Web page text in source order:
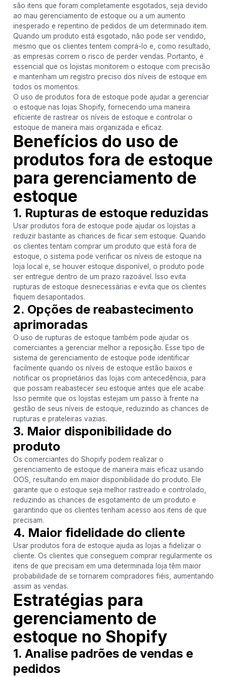
são itens que foram completamente esgotados, seja devido
ao mau gerenciamento de estoque ou a um aumento
inesperado e repentino de pedidos de um determinado item.
Quando um produto está esgotado, não pode ser vendido,
mesmo que os clientes tentem comprá-lo e, como resultado,
as empresas correm o risco de perder vendas. Portanto, é
essencial que os lojistas monitorem o estoque com precisão
e mantenham um registro preciso dos níveis de estoque em
todos os momentos.
O uso de produtos fora de estoque pode ajudar a gerenciar
o estoque nas lojas Shopify, fornecendo uma maneira
eficiente de rastrear os níveis de estoque e controlar o
estoque de maneira mais organizada e eficaz.
Benefícios do uso de
produtos fora de estoque
para gerenciamento de
estoque
1. Rupturas de estoque reduzidas
Usar produtos fora de estoque pode ajudar os lojistas a
reduzir bastante as chances de ficar sem estoque. Quando
os clientes tentam comprar um produto que está fora de
estoque, o sistema pode verificar os níveis de estoque na
loja local e, se houver estoque disponível, o produto pode
ser entregue dentro de um prazo razoável. Isso evita
rupturas de estoque desnecessárias e evita que os clientes
fiquem desapontados.
2. Opções de reabastecimento
aprimoradas
O uso de rupturas de estoque também pode ajudar os
comerciantes a gerenciar melhor a reposição. Esse tipo de
sistema de gerenciamento de estoque pode identificar
facilmente quando os níveis de estoque estão baixos e
notificar os proprietários das lojas com antecedência, para
que possam reabastecer seu estoque antes que ele acabe.
Isso permite que os lojistas estejam um passo à frente na
gestão de seus níveis de estoque, reduzindo as chances de
rupturas e prateleiras vazias.
3. Maior disponibilidade do
produto
Os comerciantes do Shopify podem realizar o
gerenciamento de estoque de maneira mais eficaz usando
OOS, resultando em maior disponibilidade do produto. Ele
garante que o estoque seja melhor rastreado e controlado,
reduzindo as chances de esgotamento de um produto e
garantindo que os clientes tenham acesso aos itens de que
precisam.
4. Maior fidelidade do cliente
Usar produtos fora de estoque ajuda as lojas a fidelizar o
cliente. Os clientes que conseguem comprar regularmente os
itens de que precisam em uma determinada loja têm maior
probabilidade de se tornarem compradores fiéis, aumentando
assim as vendas.
Estratégias para
gerenciamento de
estoque no Shopify
1. Analise padrões de vendas e
pedidos